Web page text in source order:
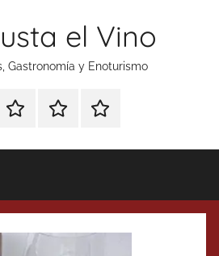
el Vino
Gastronomía y Enoturismo
Enoturismo
Gastronomía
RankingContacto